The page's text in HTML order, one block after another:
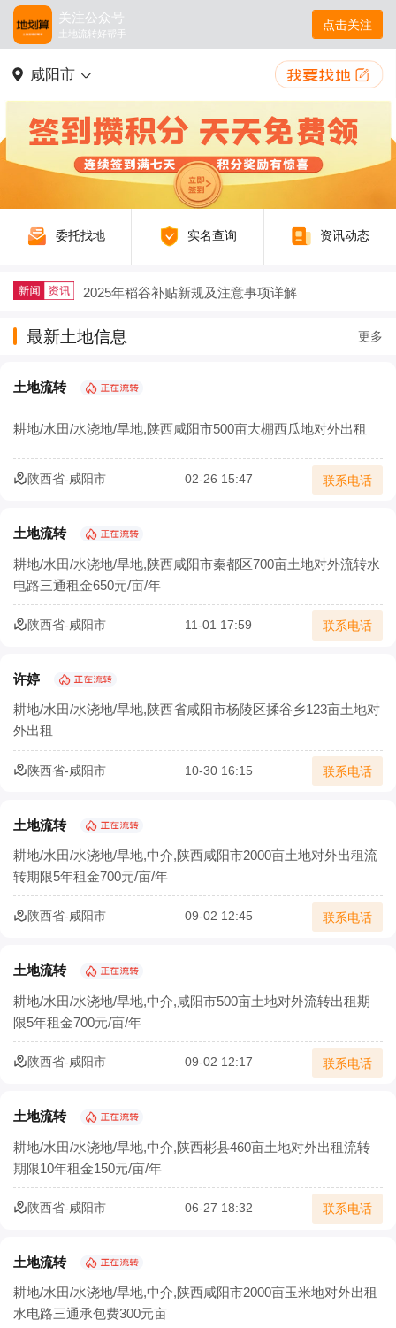
关注公众号
土地流转好帮手
点击关注
咸阳市
委托找地 实名查询 资讯动态
2025年稻谷补贴新规及注意事项详解
户籍迁出再迁回，土地征收补偿要不要给？
确保承包地经营权流转价格合理
土地流转怎样实施才能实现效益最大化？
北京市农村土地经营权流转价格模型正式发布
宁夏二轮土地延包1634万余亩承包农户涉及100万余户
安徽省农村集体经济组织土地经营权出租合同
最新土地信息 更多
土地流转
耕地/水田/水浇地/旱地,陕西咸阳市500亩大棚西瓜地对外出租
陕西省-咸阳市 02-26 15:47 联系电话
土地流转
耕地/水田/水浇地/旱地,陕西咸阳市秦都区700亩土地对外流转水
电路三通租金650元/亩/年
陕西省-咸阳市 11-01 17:59 联系电话
许婷
耕地/水田/水浇地/旱地,陕西省咸阳市杨陵区揉谷乡123亩土地对
外出租
陕西省-咸阳市 10-30 16:15 联系电话
土地流转
耕地/水田/水浇地/旱地,中介,陕西咸阳市2000亩土地对外出租流
转期限5年租金700元/亩/年
陕西省-咸阳市 09-02 12:45 联系电话
土地流转
耕地/水田/水浇地/旱地,中介,咸阳市500亩土地对外流转出租期
限5年租金700元/亩/年
陕西省-咸阳市 09-02 12:17 联系电话
土地流转
耕地/水田/水浇地/旱地,中介,陕西彬县460亩土地对外出租流转
期限10年租金150元/亩/年
陕西省-咸阳市 06-27 18:32 联系电话
土地流转
耕地/水田/水浇地/旱地,中介,陕西咸阳市2000亩玉米地对外出租
水电路三通承包费300元亩